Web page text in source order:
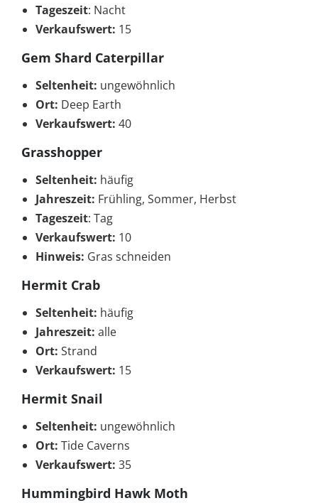
Tageszeit: Nacht
Verkaufswert: 15
Gem Shard Caterpillar
Seltenheit: ungewöhnlich
Ort: Deep Earth
Verkaufswert: 40
Grasshopper
Seltenheit: häufig
Jahreszeit: Frühling, Sommer, Herbst
Tageszeit: Tag
Verkaufswert: 10
Hinweis: Gras schneiden
Hermit Crab
Seltenheit: häufig
Jahreszeit: alle
Ort: Strand
Verkaufswert: 15
Hermit Snail
Seltenheit: ungewöhnlich
Ort: Tide Caverns
Verkaufswert: 35
Hummingbird Hawk Moth